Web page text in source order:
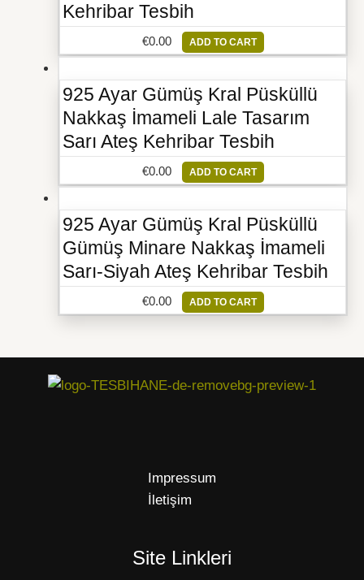
Kehribar Tesbih
€0.00 ADD TO CART
925 Ayar Gümüş Kral Püsküllü
Nakkaş İmameli Lale Tasarım
Sarı Ateş Kehribar Tesbih
€0.00 ADD TO CART
925 Ayar Gümüş Kral Püsküllü
Gümüş Minare Nakkaş İmameli
Sarı-Siyah Ateş Kehribar Tesbih
€0.00 ADD TO CART
Impressum
İletişim
Site Linkleri